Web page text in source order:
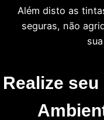
Além disto as
seguras, não
Realize